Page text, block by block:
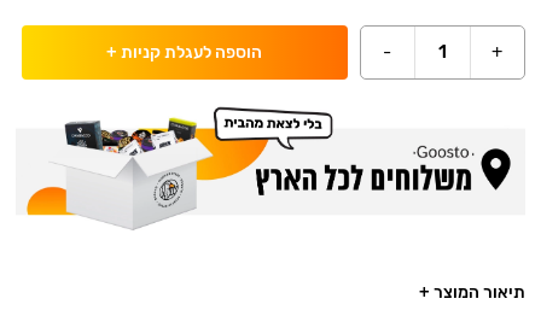
+
1
- הוספה לעגלת קניות +
תיאור המוצר +